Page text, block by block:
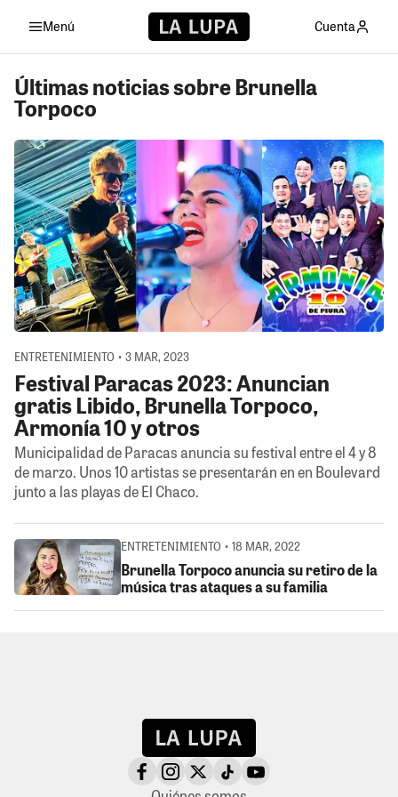
Menú Cuenta
Últimas noticias sobre Brunella
Torpoco
ENTRETENIMIENTO • 3 MAR, 2023
Festival Paracas 2023: Anuncian
gratis Libido, Brunella Torpoco,
Armonía 10 y otros
Municipalidad de Paracas anuncia su festival entre el 4 y 8
de marzo. Unos 10 artistas se presentarán en en Boulevard
junto a las playas de El Chaco.
ENTRETENIMIENTO • 18 MAR, 2022
Brunella Torpoco anuncia su retiro de la
música tras ataques a su familia